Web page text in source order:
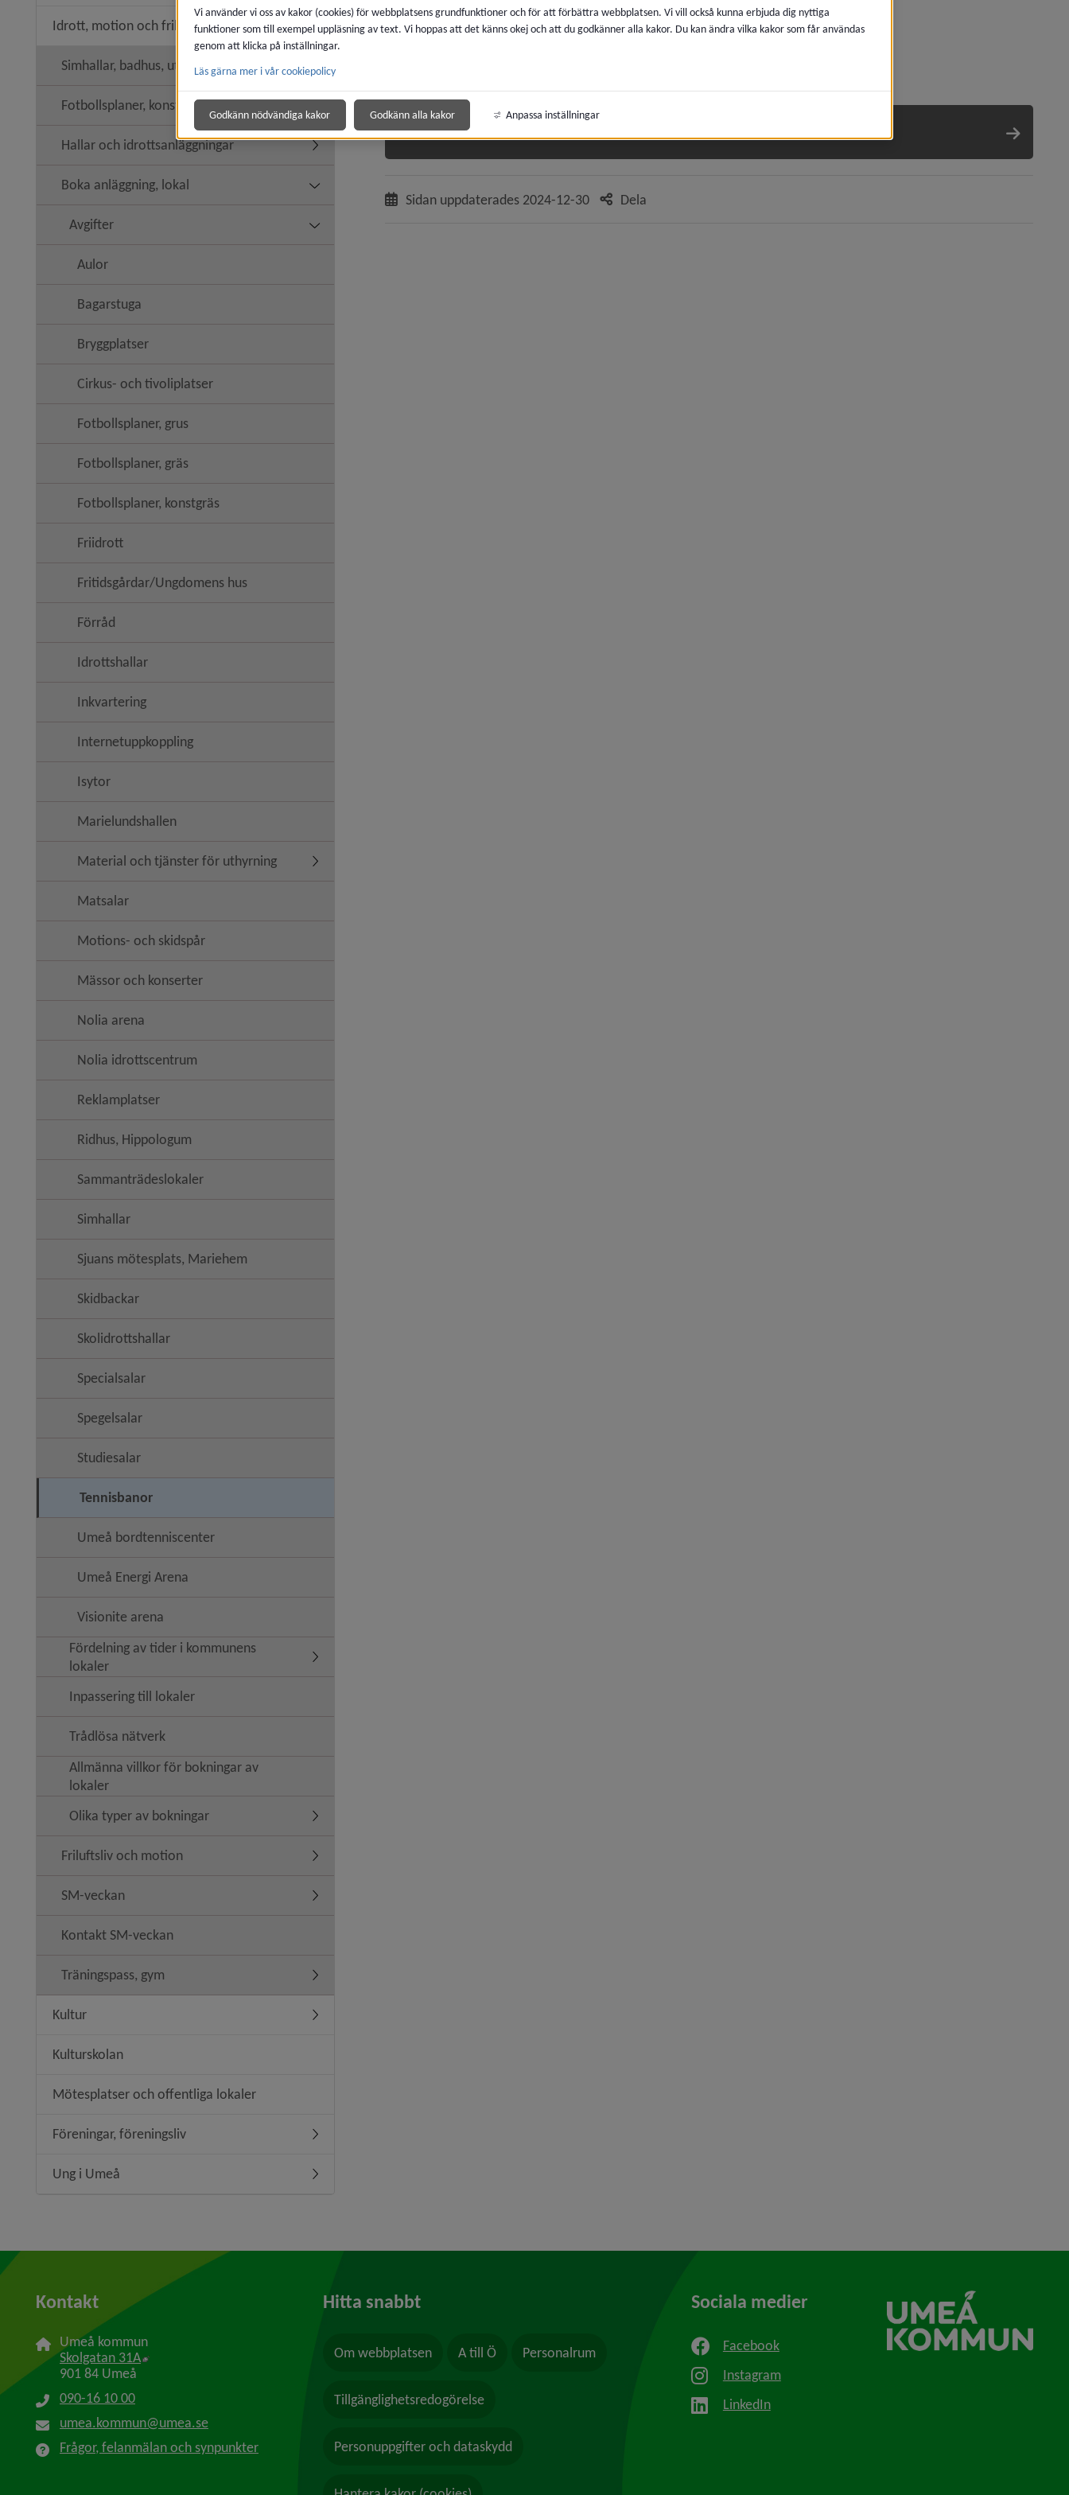
Idrott, motion och friluftsliv Undermeny för Idrott, motion och friluftsliv
Simhallar, badhus, utebassänger Undermeny för Simhallar, badhus, utebassänger
Fotbollsplaner, konstgräs
Hallar och idrottsanläggningar Undermeny för Hallar och idrottsanläggningar
Boka anläggning, lokal Undermeny för Boka anläggning, lokal
Avgifter Undermeny för Avgifter
Aulor
Bagarstuga
Bryggplatser
Cirkus- och tivoliplatser
Fotbollsplaner, grus
Fotbollsplaner, gräs
Fotbollsplaner, konstgräs
Friidrott
Fritidsgårdar/Ungdomens hus
Förråd
Idrottshallar
Inkvartering
Internetuppkoppling
Isytor
Marielundshallen
Material och tjänster för uthyrning Undermeny för Material och tjänster för uthyrning
Matsalar
Motions- och skidspår
Mässor och konserter
Nolia arena
Nolia idrottscentrum
Reklamplatser
Ridhus, Hippologum
Sammanträdeslokaler
Simhallar
Sjuans mötesplats, Mariehem
Skidbackar
Skolidrottshallar
Specialsalar
Spegelsalar
Studiesalar
Tennisbanor
Umeå bordtenniscenter
Umeå Energi Arena
Visionite arena
Fördelning av tider i kommunens
lokaler
Undermeny för Fördelning av tider i kommunens lokaler
Inpassering till lokaler
Trådlösa nätverk
Allmänna villkor för bokningar av
lokaler
Olika typer av bokningar
Undermeny för Olika typer av bokningar
Friluftsliv och motion Undermeny för Friluftsliv och motion
SM-veckan Undermeny för SM-veckan
Kontakt SM-veckan
Träningspass, gym Undermeny för Träningspass, gym
Kultur Undermeny för Kultur
Kulturskolan
Mötesplatser och offentliga lokaler
Föreningar, föreningsliv Undermeny för Föreningar, föreningsliv
Ung i Umeå Undermeny för Ung i Umeå
Tennisbana, kvällar och helger
Boka anläggning eller lokal
Sidan uppdaterades 2024-12-30 Dela
Kontakt
Umeå kommun
Skolgatan 31A Länk till annan webbplats, öppnas i nytt fönster.
901 84 Umeå
090-16 10 00
umea.kommun@umea.se
Frågor, felanmälan och synpunkter
Hitta snabbt
Om webbplatsen A till Ö Personalrum
Tillgänglighetsredogörelse
Personuppgifter och dataskydd
Sociala medier
Facebook
Instagram
LinkedIn
Vi använder vi oss av kakor (cookies) för webbplatsens grundfunktioner och för att förbättra webbplatsen. Vi vill också kunna erbjuda dig nyttiga
funktioner som till exempel uppläsning av text. Vi hoppas att det känns okej och att du godkänner alla kakor. Du kan ändra vilka kakor som får användas
genom att klicka på inställningar.
Läs gärna mer i vår cookiepolicy
Godkänn nödvändiga kakor Godkänn alla kakor Anpassa inställningar